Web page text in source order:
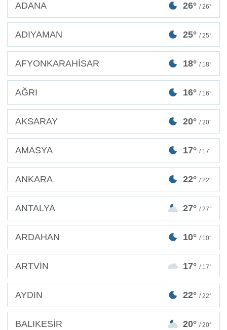
ADANA 26° / 26°
ADIYAMAN 25° / 25°
AFYONKARAHİSAR 18° / 18°
AĞRI 16° / 16°
AKSARAY 20° / 20°
AMASYA 17° / 17°
ANKARA 22° / 22°
ANTALYA 27° / 27°
ARDAHAN 10° / 10°
ARTVİN 17° / 17°
AYDIN 22° / 22°
BALIKESİR 20° / 20°